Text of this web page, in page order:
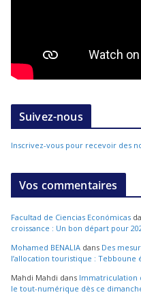
Suivez-nous
Inscrivez-vous pour recevoir des
Vos commentaires
Facultad de Ciencias Económicas
croissance : Un bon départ pour
Mohamed BENALIA dans Des
l’allocation touristique : Tebboune
Mahdi Mahdi dans Immatriculation
le tout-numérique dès ce